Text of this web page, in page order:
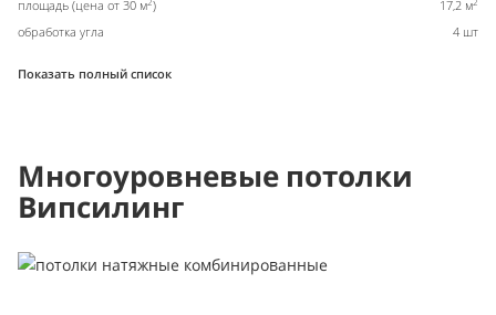
площадь (цена от 30 м ) 17,2 м
обработка угла 4 шт
Показать полный список
Многоуровневые потолки
Випсилинг